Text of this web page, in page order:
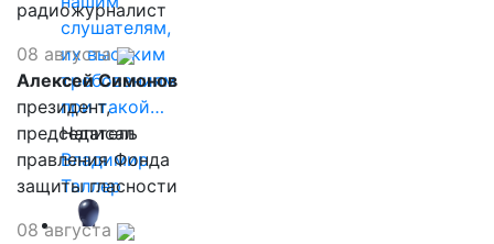
слушателям,
их высоким
требованиям
при такой…
Написал
Владимир
Таллер
радиожурналист
08 августа
Алексей Симонов
президент,
председатель
правления Фонда
защиты гласности
08 августа